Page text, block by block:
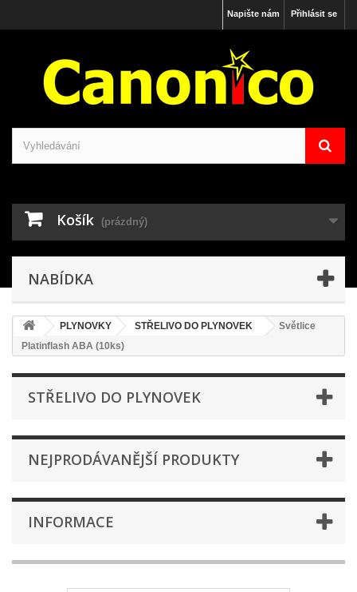
Přihlásit se
Napište nám
Košík (prázdný)
NABÍDKA
PLYNOVKY STŘELIVO DO PLYNOVEK
Světlice
Platinflash ABA (10ks)
STŘELIVO DO PLYNOVEK
NEJPRODÁVANĚJŠÍ PRODUKTY
INFORMACE